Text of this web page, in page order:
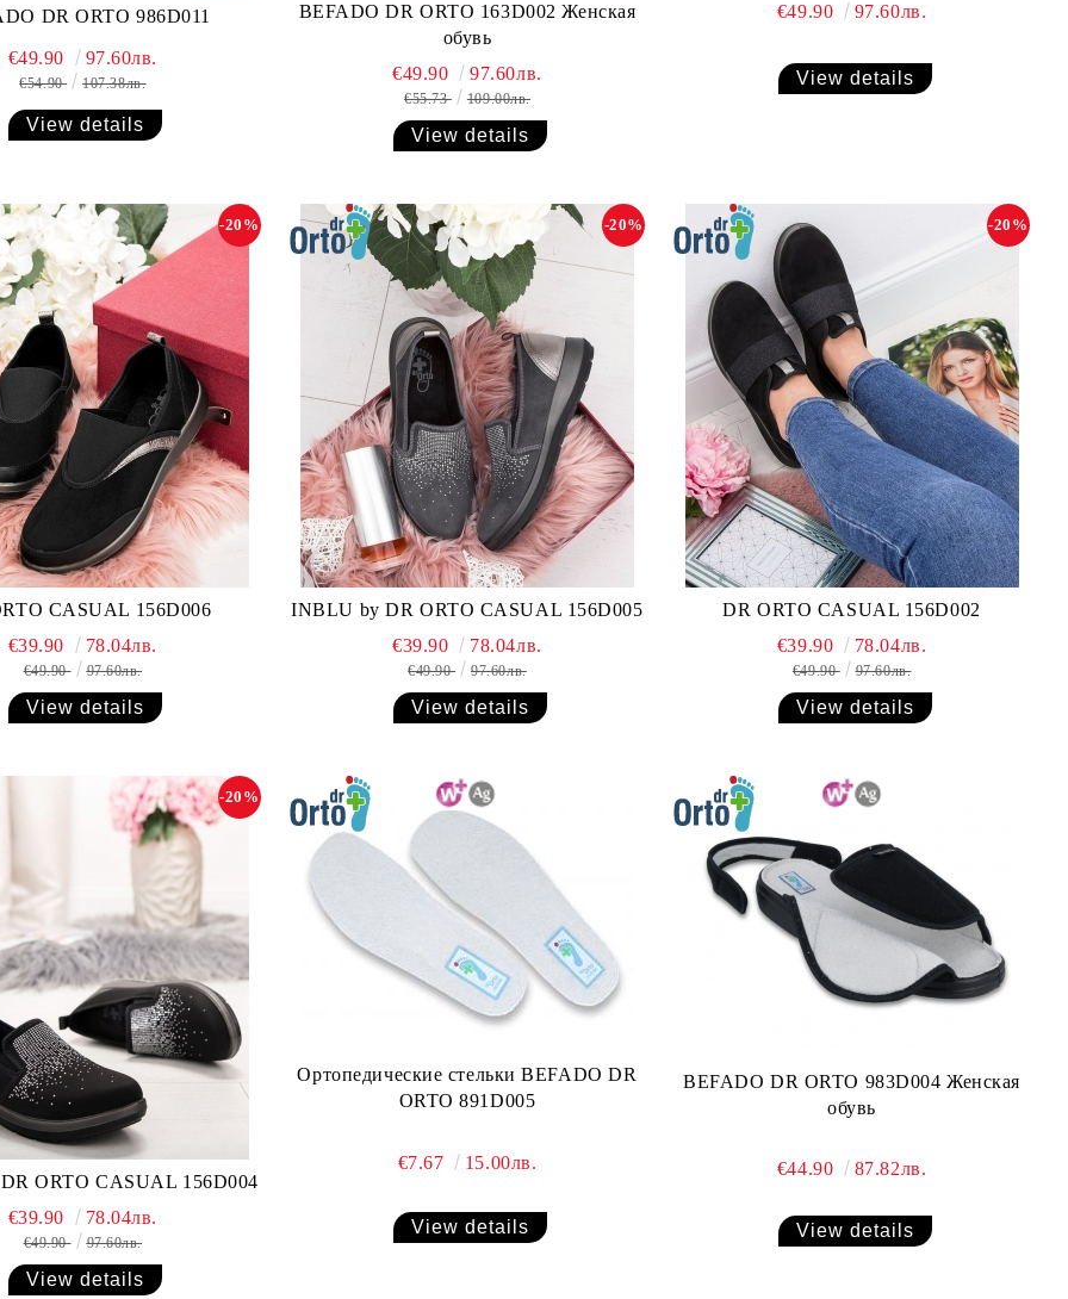
DR ORTO 986D011
€49.90 97.60лв.
€54.90 107.38лв.
View details
BEFADO DR ORTO 163D002 Женская
обувь
€49.90 97.60лв.
€55.73 109.00лв.
View details
€49.90 97.60лв.
View details
CASUAL 156D006
-20%
€39.90 78.04лв.
€49.90 97.60лв.
View details
INBLU by DR ORTO CASUAL 156D005
-20%
€39.90 78.04лв.
€49.90 97.60лв.
View details
DR ORTO CASUAL 156D002
-20%
€39.90 78.04лв.
€49.90 97.60лв.
View details
ORTO CASUAL 156D004
-20%
€39.90 78.04лв.
€49.90 97.60лв.
View details
Ортопедические стельки BEFADO DR
ORTO 891D005
€7.67 15.00лв.
View details
BEFADO DR ORTO 983D004 Женская
обувь
€44.90 87.82лв.
View details